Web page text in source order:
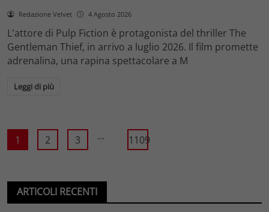
Redazione Velvet 4 Agosto 2026
L'attore di Pulp Fiction è protagonista del thriller The
Gentleman Thief, in arrivo a luglio 2026. Il film promette
adrenalina, una rapina spettacolare a M
Leggi di più
1 2 3 ... 1109
ARTICOLI RECENTI